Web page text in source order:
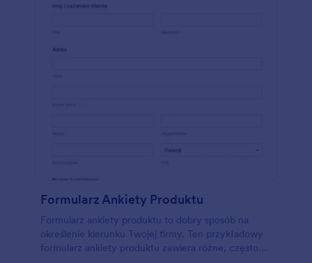
Formularz Ankiety Produktu
Formularz ankiety produktu to dobry sposób na
określenie kierunku Twojej firmy. Ten przykładowy
formularz ankiety produktu zawiera różne, często